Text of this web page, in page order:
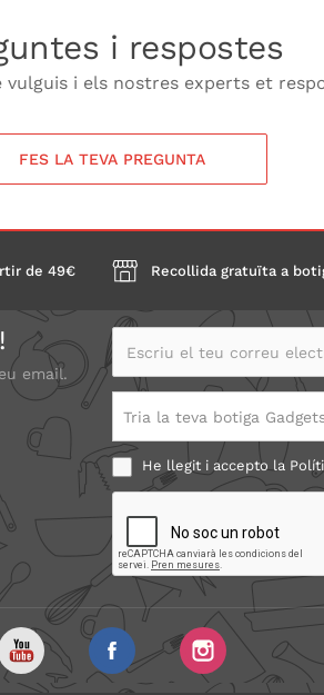
i respostes
vulguis i els nostres experts et
FES LA TEVA PREGUNTA
de 49€ Recollida gratuïta a
email.
Escriu el teu correu
Tria la teva botiga Gadgets
He llegit i accepto la